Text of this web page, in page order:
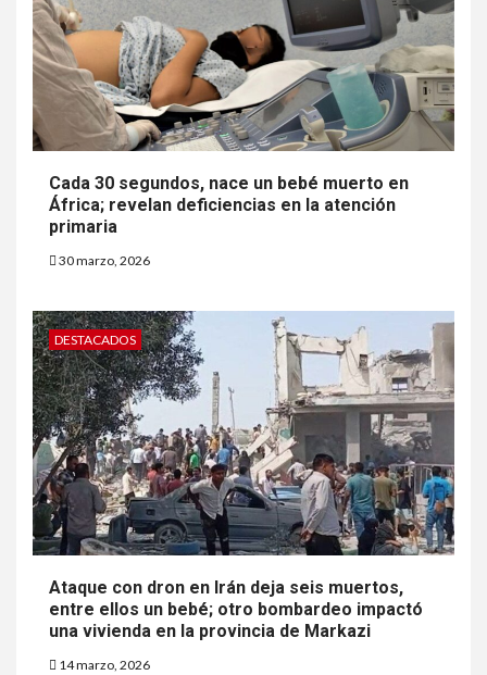
Cada 30 segundos, nace un bebé muerto en
África; revelan deficiencias en la atención
primaria
30 marzo, 2026
DESTACADOS
Ataque con dron en Irán deja seis muertos,
entre ellos un bebé; otro bombardeo impactó
una vivienda en la provincia de Markazi
14 marzo, 2026